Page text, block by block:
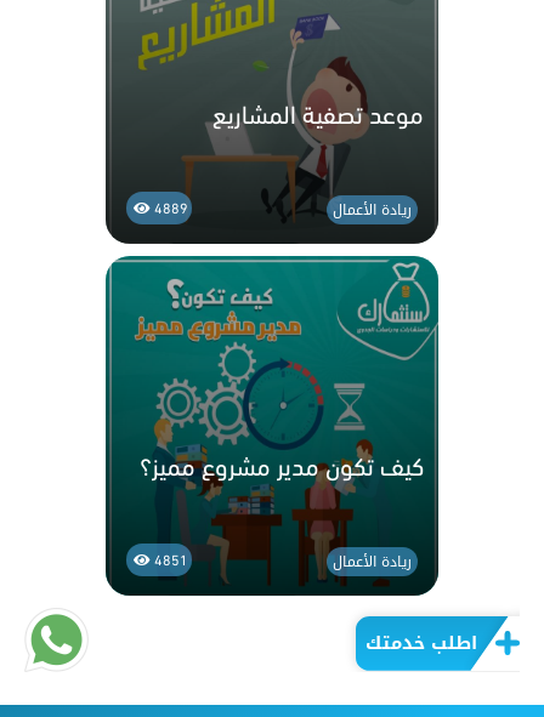
اطلب خدمتك
موعد تصفية المشاريع
4889 ريادة الأعمال
كيف تكون مدير مشروع مميز؟
4851 ريادة الأعمال